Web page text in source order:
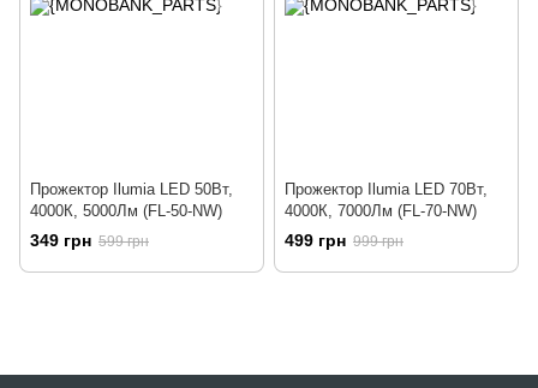
Прожектор Ilumia LED 50Вт,
4000К, 5000Лм (FL-50-NW)
349 грн 599 грн
Прожектор Ilumia LED 70Вт,
4000К, 7000Лм (FL-70-NW)
499 грн 999 грн